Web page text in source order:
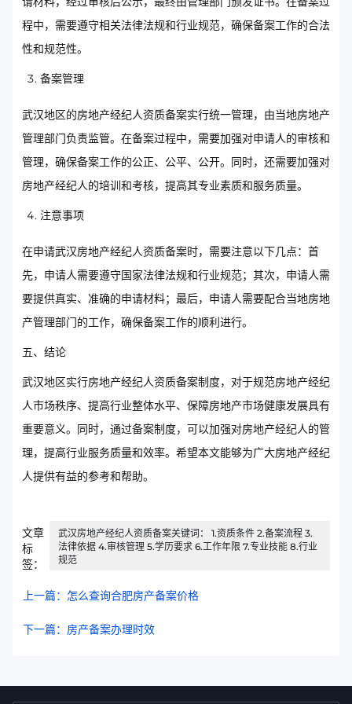
程中，需要遵守相关法律法规和行业规范，确保备案工作的合法
性和规范性。
备案管理
武汉地区的房地产经纪人资质备案实行统一管理，由当地房地产
管理部门负责监管。在备案过程中，需要加强对申请人的审核和
管理，确保备案工作的公正、公平、公开。同时，还需要加强对
房地产经纪人的培训和考核，提高其专业素质和服务质量。
注意事项
在申请武汉房地产经纪人资质备案时，需要注意以下几点：首
先，申请人需要遵守国家法律法规和行业规范；其次，申请人需
要提供真实、准确的申请材料；最后，申请人需要配合当地房地
产管理部门的工作，确保备案工作的顺利进行。
五、结论
武汉地区实行房地产经纪人资质备案制度，对于规范房地产经纪
人市场秩序、提高行业整体水平、保障房地产市场健康发展具有
重要意义。同时，通过备案制度，可以加强对房地产经纪人的管
理，提高行业服务质量和效率。希望本文能够为广大房地产经纪
人提供有益的参考和帮助。
文章
标
签：
武汉房地产经纪人资质备案关键词： 1.资质条件 2.备案流程 3.
法律依据 4.审核管理 5.学历要求 6.工作年限 7.专业技能 8.行业
规范
上一篇：怎么查询合肥房产备案价格
下一篇：房产备案办理时效